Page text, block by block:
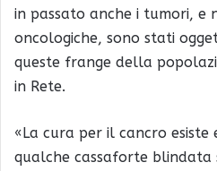
in passato anche i tumori, e
oncologiche, sono stati
queste frange della
in Rete.
«La cura per il cancro esiste
qualche cassaforte blindata